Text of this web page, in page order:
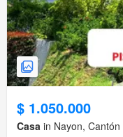
$ 1.050.000
Casa in Nayon,